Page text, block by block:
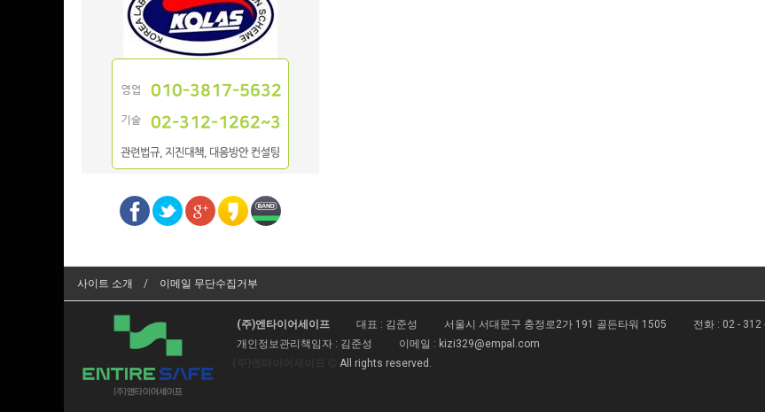
사이트 소개 이메일 무단수집거부
(주)엔타이어세이프 대표 : 김준성 서울시 서대문구 충정로2가 191 골든타워 1505 전화 : 02 - 312
개인정보관리책임자 : 김준성
이메일 : kizi329@empal.com
All rights reserved.